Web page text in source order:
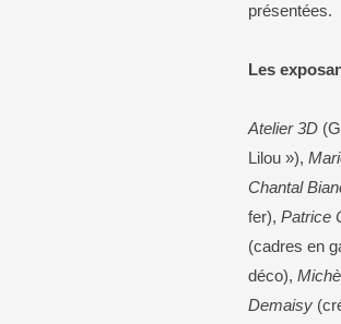
présentées.
Les
Atelier 3D
Lilou »),
Chantal
fer), Patrice
(cadres en
déco),
Demaisy